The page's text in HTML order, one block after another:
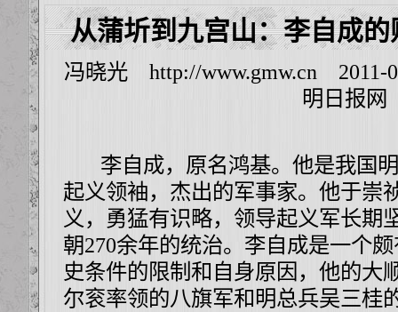
从蒲圻到九宫山：李自成的
冯晓光http://www.gmw.cn 2011-
明日报网
李自成，原名鸿基。他是我国明
起义领袖，杰出的军事家。他于崇
义，勇猛有识略，领导起义军长期
朝270余年的统治。李自成是一个
史条件的限制和自身原因，他的大
尔衮率领的八旗军和明总兵吴三桂